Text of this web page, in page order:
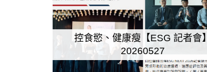
控食慾、健康瘦【ESG 記者會】
20260527